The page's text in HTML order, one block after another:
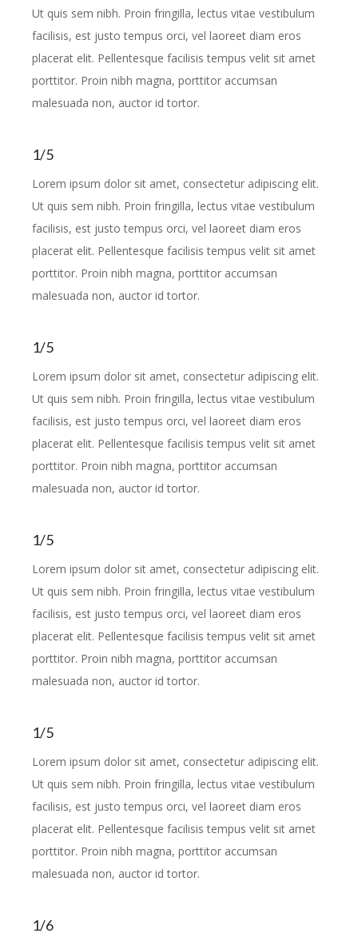
Ut quis sem nibh. Proin fringilla, lectus vitae vestibulum
facilisis, est justo tempus orci, vel laoreet diam eros
placerat elit. Pellentesque facilisis tempus velit sit amet
porttitor. Proin nibh magna, porttitor accumsan
malesuada non, auctor id tortor.
1/5
Lorem ipsum dolor sit amet, consectetur adipiscing elit.
Ut quis sem nibh. Proin fringilla, lectus vitae vestibulum
facilisis, est justo tempus orci, vel laoreet diam eros
placerat elit. Pellentesque facilisis tempus velit sit amet
porttitor. Proin nibh magna, porttitor accumsan
malesuada non, auctor id tortor.
1/5
Lorem ipsum dolor sit amet, consectetur adipiscing elit.
Ut quis sem nibh. Proin fringilla, lectus vitae vestibulum
facilisis, est justo tempus orci, vel laoreet diam eros
placerat elit. Pellentesque facilisis tempus velit sit amet
porttitor. Proin nibh magna, porttitor accumsan
malesuada non, auctor id tortor.
1/5
Lorem ipsum dolor sit amet, consectetur adipiscing elit.
Ut quis sem nibh. Proin fringilla, lectus vitae vestibulum
facilisis, est justo tempus orci, vel laoreet diam eros
placerat elit. Pellentesque facilisis tempus velit sit amet
porttitor. Proin nibh magna, porttitor accumsan
malesuada non, auctor id tortor.
1/5
Lorem ipsum dolor sit amet, consectetur adipiscing elit.
Ut quis sem nibh. Proin fringilla, lectus vitae vestibulum
facilisis, est justo tempus orci, vel laoreet diam eros
placerat elit. Pellentesque facilisis tempus velit sit amet
porttitor. Proin nibh magna, porttitor accumsan
malesuada non, auctor id tortor.
1/6